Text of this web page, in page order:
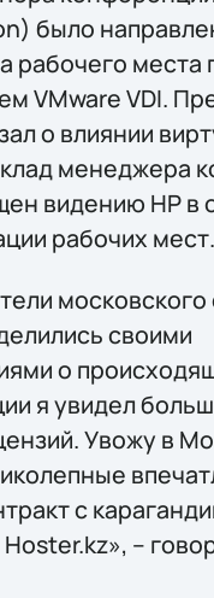
было
рабочего места
VMware VDI.
о влиянии
менеджера
видению HP в
рабочих мест.
своими
о
я увидел
Увожу в
с
–